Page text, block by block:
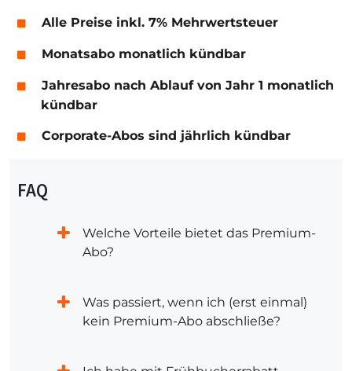
Alle Preise inkl. 7% Mehrwertsteuer
Monatsabo monatlich kündbar
Jahresabo nach Ablauf von Jahr 1 monatlich
kündbar
Corporate-Abos sind jährlich kündbar
FAQ
Welche Vorteile bietet das Premium-
Abo?
Was passiert, wenn ich (erst einmal)
kein Premium-Abo abschließe?